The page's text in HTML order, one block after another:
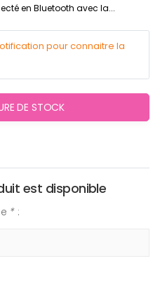
en Bluetooth avec la...
pour connaitre la
DE STOCK
est disponible
* :